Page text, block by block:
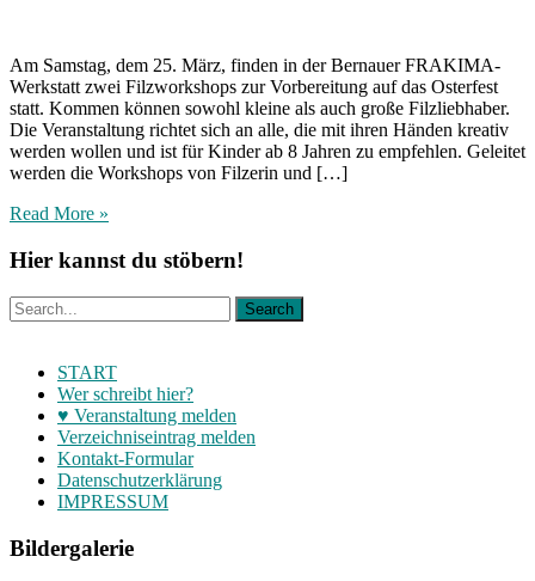
Am Samstag, dem 25. März, finden in der Bernauer FRAKIMA-
Werkstatt zwei Filzworkshops zur Vorbereitung auf das Osterfest
statt. Kommen können sowohl kleine als auch große Filzliebhaber.
Die Veranstaltung richtet sich an alle, die mit ihren Händen kreativ
werden wollen und ist für Kinder ab 8 Jahren zu empfehlen. Geleitet
werden die Workshops von Filzerin und […]
Read More »
Hier kannst du stöbern!
START
Wer schreibt hier?
♥ Veranstaltung melden
Verzeichniseintrag melden
Kontakt-Formular
Datenschutzerklärung
IMPRESSUM
Bildergalerie